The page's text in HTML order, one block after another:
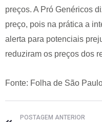
preços. A Pró Genéricos
preço, pois na prática a
alerta para potenciais
reduziram os preços dos
Fonte: Folha de São
POSTAGEM ANTERIOR